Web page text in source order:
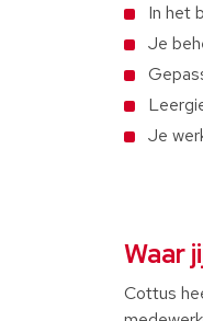
In het
Je
Je
Waar
Cottus